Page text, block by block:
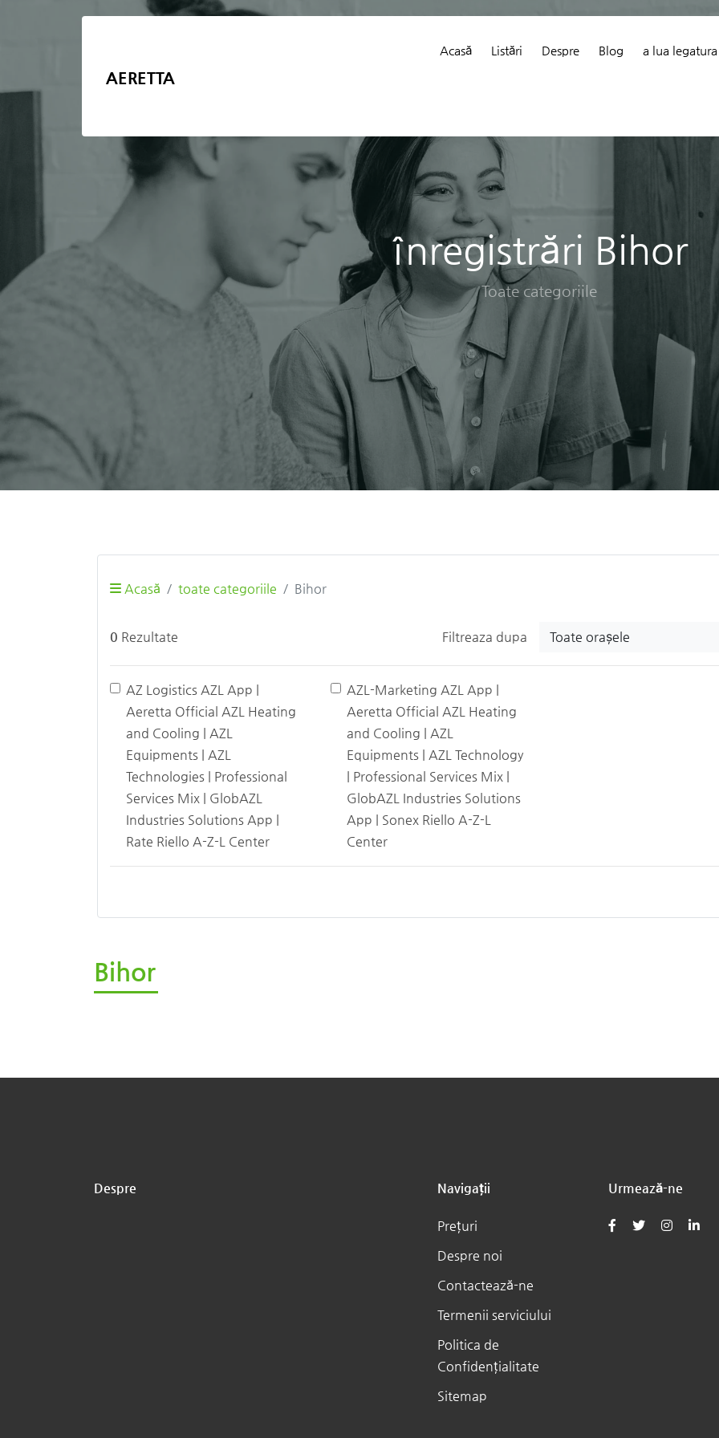
AERETTA
Acasă Listări Despre Blog a lua legatura
înregistrări Bihor
Toate categoriile
Acasă toate categoriile Bihor
0 Rezultate Filtreaza dupa Toate orașele
AZ Logistics AZL App |
Aeretta Official AZL Heating
and Cooling | AZL
Equipments | AZL
Technologies | Professional
Services Mix | GlobAZL
Industries Solutions App |
Rate Riello A-Z-L Center
AZL-Marketing AZL App |
Aeretta Official AZL Heating
and Cooling | AZL
Equipments | AZL Technology
| Professional Services Mix |
GlobAZL Industries Solutions
App | Sonex Riello A-Z-L
Center
Bihor
Despre Navigații
Prețuri
Despre noi
Contactează-ne
Termenii serviciului
Politica de
Confidențialitate
Sitemap
Urmează-ne